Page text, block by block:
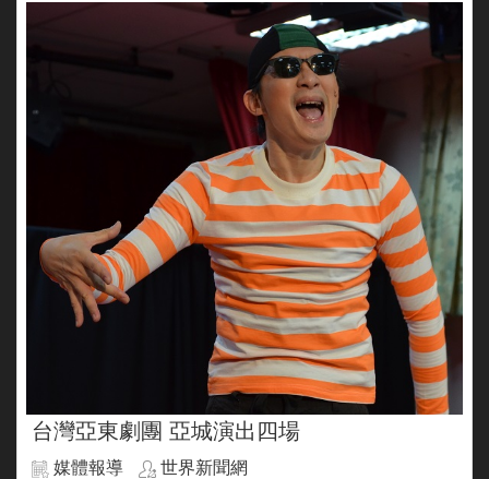
台灣亞東劇團 亞城演出四場
媒體報導
世界新聞網